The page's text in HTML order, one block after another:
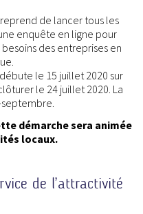
de lancer tous les
une enquête en ligne pour
des entreprises en
le 15 juillet 2020 sur
le 24 juillet 2020. La
démarche sera animée
locaux.
de l’attractivité